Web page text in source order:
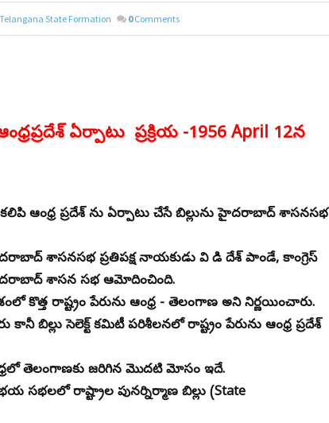
Telangana State Formation 0 Comments
ఏర్పాటు ప్రక్రియ -1956 April 12న
ఆంధ్ర ప్రదేశ్ ను ఏర్పాటు చేసే బిల్లును హైదరాబాద్ శాసనసభ
శాసనసభ ప్రతిపక్ష నాయకుడు వి డి దేశ్ పాండే, కాంగ్రెస్
హైదరాబాద్ శాసన సభ ఆమోదించింది.
రాష్ట్రం పేరును ఆంధ్ర - తెలంగాణ అని నిర్ణయించారు.
బిల్లు సెలెక్ట్ కమిటీ పరిశీలనలో రాష్ట్రం పేరును ఆంధ్ర ప్రదేశ్
తెలంగాణకు జరిగిన మొదటి మోసం ఇదే.
సభలలో రాష్ట్రాల పునర్నిర్మాణ బిల్లు (State